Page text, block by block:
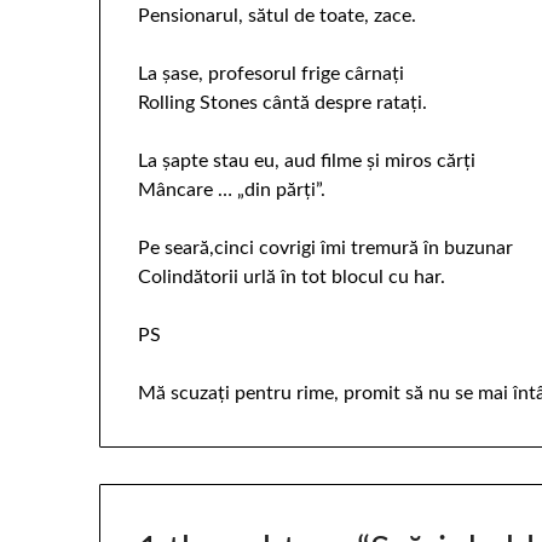
Pensionarul, sătul de toate, zace.
La şase, profesorul frige cârnaţi
Rolling Stones cântă despre rataţi.
La şapte stau eu, aud filme şi miros cărţi
Mâncare … „din părţi”.
Pe seară,cinci covrigi îmi tremură în buzunar
Colindătorii urlă în tot blocul cu har.
PS
Mă scuzaţi pentru rime, promit să nu se mai